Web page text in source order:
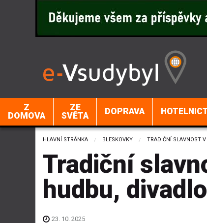
Z
DOMOVA
ZE
SVĚTA
DOPRAVA
HLAVNÍ STRÁNKA BLESKOVKY CURRENT:
TRADIČNÍ SLAVNOST
Tradiční
hudbu,
23. 10. 2025